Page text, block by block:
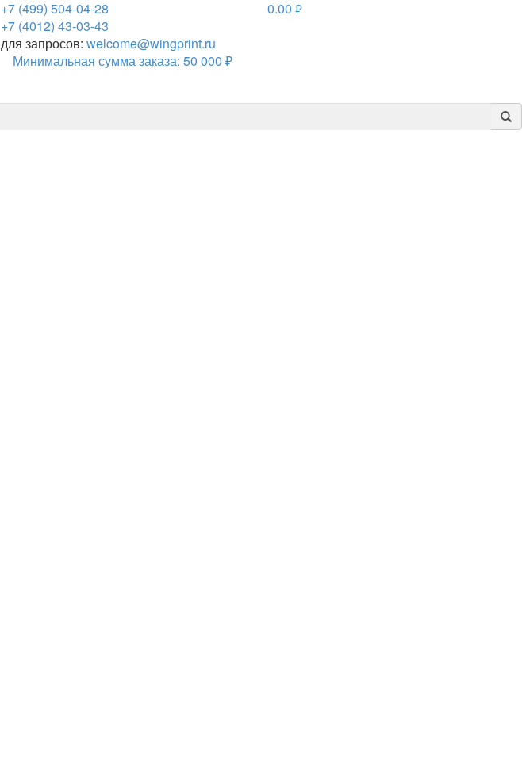
+7 (499) 504-04-28
+7 (4012) 43-03-43
для запросов: welcome@wingprint.ru
Минимальная сумма заказа: 50 000 ₽
0.00 руб.